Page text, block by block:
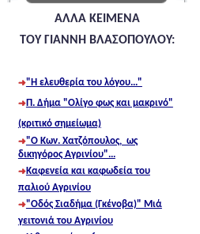
ΑΛΛΑ ΚΕΙΜΕΝΑ
ΤΟΥ ΓΙΑΝΝΗ ΒΛΑΣΟΠΟΥΛΟΥ:
"Η ελευθερία του λόγου..."
Π. Δήμα "Ολίγο φως και μακρινό"
(κριτικό σημείωμα)
"Ο Κων. Χατζόπουλος, ως
δικηγόρος Αγρινίου"...
Καφενεία και καφωδεία του
παλιού Αγρινίου
"Οδός Σιαδήμα (Γκένοβα)" Μιά
γειτονιά του Αγρινίου